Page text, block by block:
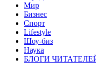
Мир
Бизнес
Спорт
Lifestyle
Шоу-биз
Наука
БЛОГИ